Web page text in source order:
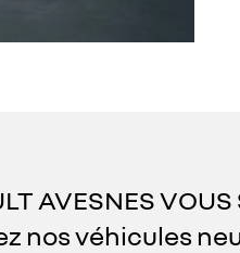
AVESNES
nos véhicules